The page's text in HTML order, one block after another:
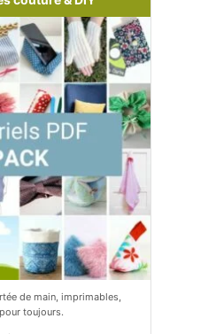
de main, imprimables,
toujours.